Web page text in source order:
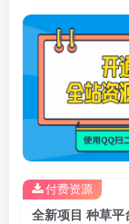
付费资源